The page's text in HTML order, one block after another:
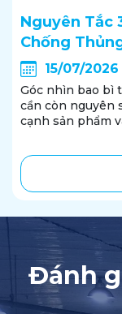
Nguyên Tắc
Chống
Ảnh Sản
15/07/2026
Góc nhìn bao bì
cần còn nguyên
cạnh sản phẩm
đủ rõ ràng và ổn...
Đánh